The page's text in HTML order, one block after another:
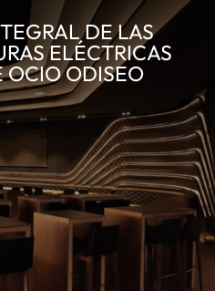
DE LAS
ELÉCTRICAS
OCIO ODISEO